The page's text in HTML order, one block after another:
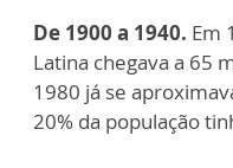
De 1900 a 1940. Em
Latina chegava a 65
1980 já se
20% da população